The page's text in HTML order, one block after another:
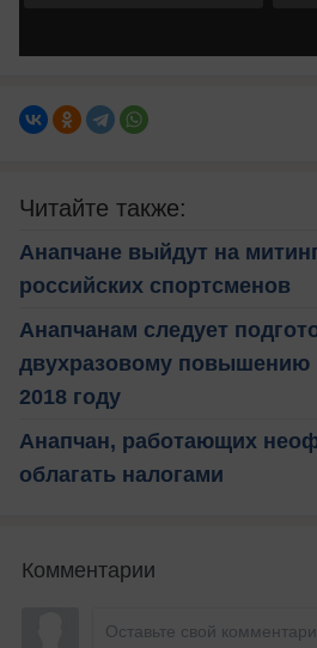
Читайте также:
Анапчане выйдут на
российских спортсменов
Анапчанам следует
двухразовому повышению
2018 году
Анапчан, работающих
облагать налогами
Комментарии